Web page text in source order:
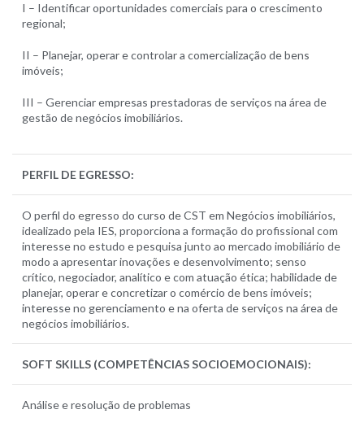
I – Identificar oportunidades comerciais para o crescimento
regional;
II – Planejar, operar e controlar a comercialização de bens
imóveis;
III – Gerenciar empresas prestadoras de serviços na área de
gestão de negócios imobiliários.
PERFIL DE EGRESSO:
O perfil do egresso do curso de CST em Negócios imobiliários,
idealizado pela IES, proporciona a formação do profissional com
interesse no estudo e pesquisa junto ao mercado imobiliário de
modo a apresentar inovações e desenvolvimento; senso
crítico, negociador, analítico e com atuação ética; habilidade de
planejar, operar e concretizar o comércio de bens imóveis;
interesse no gerenciamento e na oferta de serviços na área de
negócios imobiliários.
SOFT SKILLS (COMPETÊNCIAS SOCIOEMOCIONAIS):
Análise e resolução de problemas